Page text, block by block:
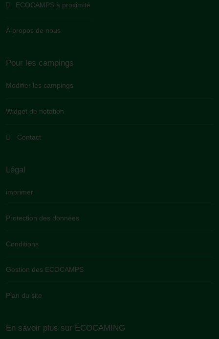
ECOCAMPS à proximité
À propos de nous
Pour les campings
Modifier les campings
Widget de notation
Contact
Légal
imprimer
Protection des données
Conditions
Gestion des ECOCAMPS
Plan du site
En savoir plus sur ÉCOCAMING